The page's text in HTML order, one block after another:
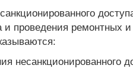
и проведения ремонтных
несанкционированного